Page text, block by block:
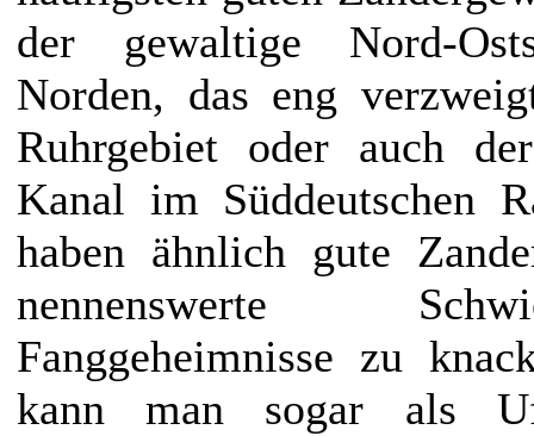
der gewaltige Nord-
Norden, das eng
Ruhrgebiet oder auch
Kanal im Süddeutschen
haben ähnlich gute
nennenswerte
Fanggeheimnisse zu
kann man sogar als